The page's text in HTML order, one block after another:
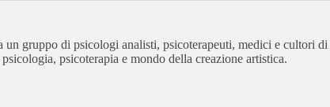
gruppo di psicologi analisti, psicoterapeuti, medici e cultori
psicoterapia e mondo della creazione artistica.